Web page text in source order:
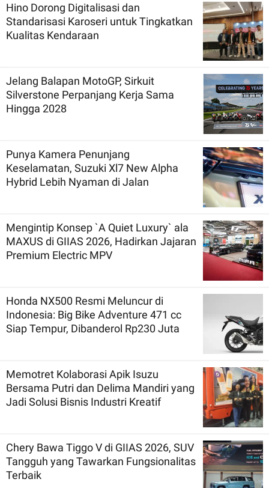
Hino Dorong Digitalisasi dan
Standarisasi Karoseri untuk Tingkatkan
Kualitas Kendaraan
Jelang Balapan MotoGP, Sirkuit
Silverstone Perpanjang Kerja Sama
Hingga 2028
Punya Kamera Penunjang
Keselamatan, Suzuki Xl7 New Alpha
Hybrid Lebih Nyaman di Jalan
Mengintip Konsep `A Quiet Luxury` ala
MAXUS di GIIAS 2026, Hadirkan Jajaran
Premium Electric MPV
Honda NX500 Resmi Meluncur di
Indonesia: Big Bike Adventure 471 cc
Siap Tempur, Dibanderol Rp230 Juta
Memotret Kolaborasi Apik Isuzu
Bersama Putri dan Delima Mandiri yang
Jadi Solusi Bisnis Industri Kreatif
Chery Bawa Tiggo V di GIIAS 2026, SUV
Tangguh yang Tawarkan Fungsionalitas
Terbaik